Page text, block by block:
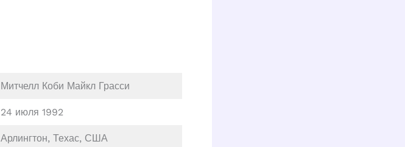
Митчелл Коби Майкл Грасси
24 июля 1992
Арлингтон, Техас, США